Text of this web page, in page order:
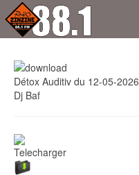
Détox Auditiv du 12-05-2026
Dj Baf
Telecharger